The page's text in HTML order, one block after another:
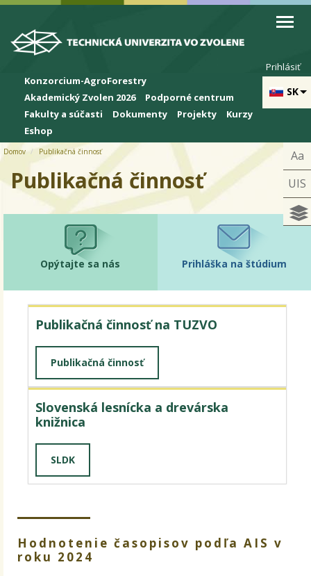
Skip to cookies
Skip to navigation
Skočiť na hlavný obsah
SK
Prihlásiť
Konzorcium-AgroForestry
Akademický Zvolen 2026
Podporné centrum
Fakulty a súčasti
Dokumenty Projekty
Kurzy
Eshop
Aa
UIS
Domov Publikačná činnosť
Publikačná činnosť
Opýtajte sa nás Prihláška na štúdium
Publikačná činnosť na TUZVO
Publikačná činnosť
Slovenská lesnícka a drevárska
knižnica
SLDK
Hodnotenie časopisov podľa AIS v
roku 2024